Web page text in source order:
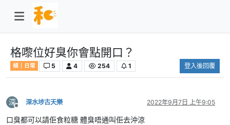
格嚟位好臭你會點開口？
傾｜日常 5 4 254 1 登入後回覆
深
離線
深水埗古天樂 2022年9月7日 上午9:05
口臭都可以請佢食粒糖 體臭唔通叫佢去沖涼